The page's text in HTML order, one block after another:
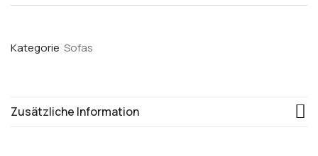
Kategorie Sofas
Zusätzliche Information